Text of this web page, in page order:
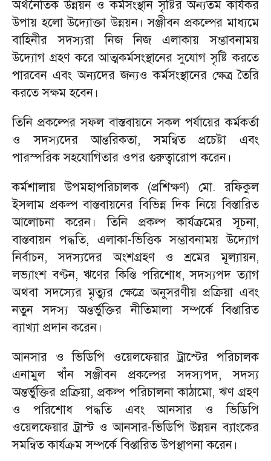
অর্থনৈতিক উন্নয়ন ও কর্মসংস্থান সৃষ্টির অন্যতম কার্যকর
উপায় হলো উদ্যোক্তা উন্নয়ন। সঞ্জীবন প্রকল্পের মাধ্যমে
বাহিনীর সদস্যরা নিজ নিজ এলাকায় সম্ভাবনাময়
উদ্যোগ গ্রহণ করে আত্মকর্মসংস্থানের সুযোগ সৃষ্টি করতে
পারবেন এবং অন্যদের জন্যও কর্মসংস্থানের ক্ষেত্র তৈরি
করতে সক্ষম হবেন।
তিনি প্রকল্পের সফল বাস্তবায়নে সকল পর্যায়ের কর্মকর্তা
ও সদস্যদের আন্তরিকতা, সমন্বিত প্রচেষ্টা এবং
পারস্পরিক সহযোগিতার ওপর গুরুত্বারোপ করেন।
কর্মশালায় উপমহাপরিচালক (প্রশিক্ষণ) মো. রফিকুল
ইসলাম প্রকল্প বাস্তবায়নের বিভিন্ন দিক নিয়ে বিস্তারিত
আলোচনা করেন। তিনি প্রকল্প কার্যক্রমের সূচনা,
বাস্তবায়ন পদ্ধতি, এলাকা-ভিত্তিক সম্ভাবনাময় উদ্যোগ
নির্বাচন, সদস্যদের অংশগ্রহণ ও শ্রমের মূল্যায়ন,
লভ্যাংশ বণ্টন, ঋণের কিস্তি পরিশোধ, সদস্যপদ ত্যাগ
অথবা সদস্যের মৃত্যুর ক্ষেত্রে অনুসরণীয় প্রক্রিয়া এবং
নতুন সদস্য অন্তর্ভুক্তির নীতিমালা সম্পর্কে বিস্তারিত
ব্যাখ্যা প্রদান করেন।
আনসার ও ভিডিপি ওয়েলফেয়ার ট্রাস্টের পরিচালক
এনামুল খাঁন সঞ্জীবন প্রকল্পের সদস্যপদ, সদস্য
অন্তর্ভুক্তির প্রক্রিয়া, প্রকল্প পরিচালনা কাঠামো, ঋণ গ্রহণ
ও পরিশোধ পদ্ধতি এবং আনসার ও ভিডিপি
ওয়েলফেয়ার ট্রাস্ট ও আনসার-ভিডিপি উন্নয়ন ব্যাংকের
সমন্বিত কার্যক্রম সম্পর্কে বিস্তারিত উপস্থাপনা করেন।